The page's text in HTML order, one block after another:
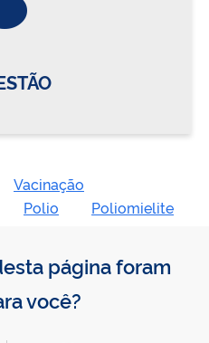
Vacinação
Polio Poliomielite
página foram
você?